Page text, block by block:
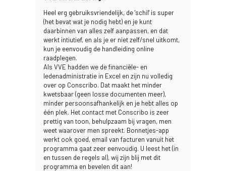
Heel erg gebruiksvriendelijk, de 'schil' is super
(het bevat wat je nodig hebt) en je kunt
daarbinnen van alles zelf aanpassen, en dat
werkt intiutief, en als je er niet zelf/snel uitkomt,
kun je eenvoudig de handleiding online
raadplegen.
Als VVE hadden we de financiële- en
ledenadministratie in Excel en zijn nu volledig
over op Conscribo. Dat maakt het minder
kwetsbaar (geen losse documenten meer),
minder persoonsafhankelijk en je hebt alles op
één plek. Het contact met Conscribo is zeer
prettig van toon, behulpzaam bij vragen, men
weet waarover men spreekt. Bonnetjes-app
werkt ook goed, email van facturen vanuit het
programma gaat zeer eenvoudig. U leest het (in
en tussen de regels al), wij zijn blij met dit
programma en bevelen dit aan!